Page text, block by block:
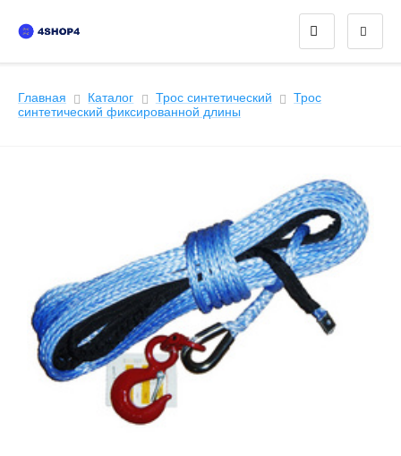
Главная Каталог Трос синтетический
Трос
синтетический фиксированной длины